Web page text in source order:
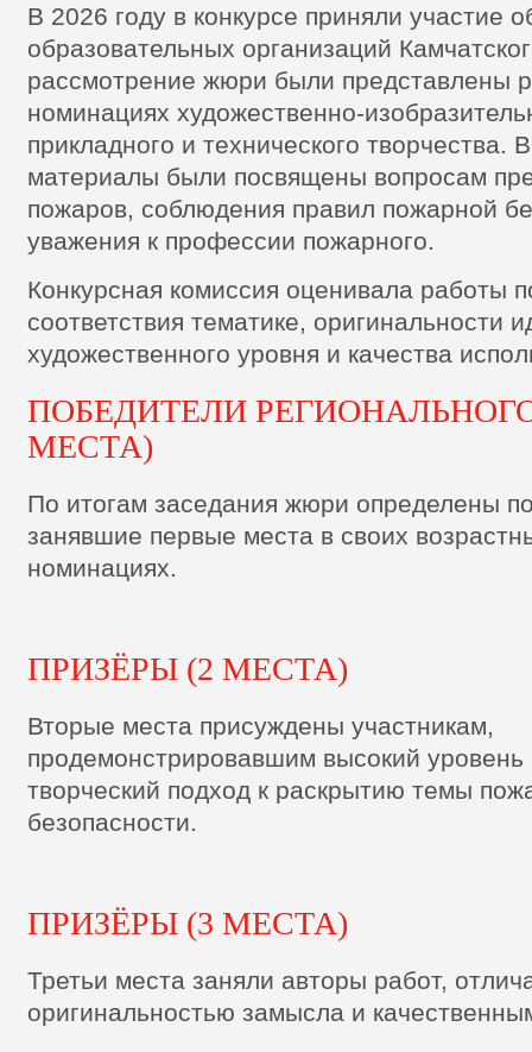
В 2026 году в конкурсе приняли участие
образовательных организаций
рассмотрение жюри были представлены
номинациях художественно-
прикладного и технического творчества.
материалы были посвящены вопросам
пожаров, соблюдения правил пожарной
уважения к профессии пожарного.
Конкурсная комиссия оценивала работы
соответствия тематике, оригинальности
художественного уровня и качества
ПОБЕДИТЕЛИ
МЕСТА)
По итогам заседания жюри определены
занявшие первые места в своих
номинациях.
ПРИЗЁРЫ (2 МЕСТА)
Вторые места присуждены участникам,
продемонстрировавшим высокий уровень
творческий подход к раскрытию темы
безопасности.
ПРИЗЁРЫ (3 МЕСТА)
Третьи места заняли авторы работ,
оригинальностью замысла и